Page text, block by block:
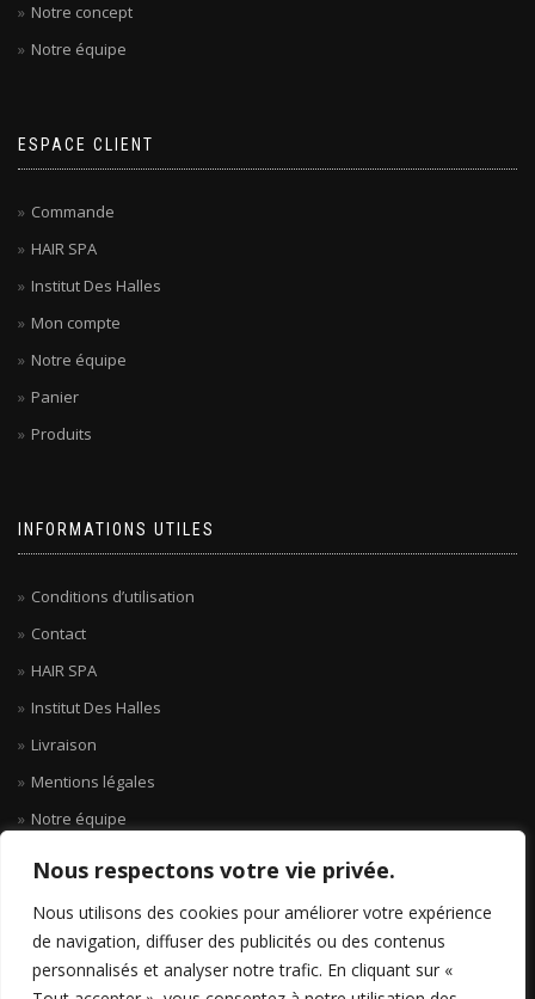
Nous respectons votre vie privée.
Nous utilisons des cookies pour améliorer votre expérience
de navigation, diffuser des publicités ou des contenus
personnalisés et analyser notre trafic. En cliquant sur «
Notre concept
Notre équipe
ESPACE CLIENT
Commande
HAIR SPA
Institut Des Halles
Mon compte
Notre équipe
Panier
Produits
INFORMATIONS UTILES
Conditions d’utilisation
Contact
HAIR SPA
Institut Des Halles
Livraison
Mentions légales
Notre équipe